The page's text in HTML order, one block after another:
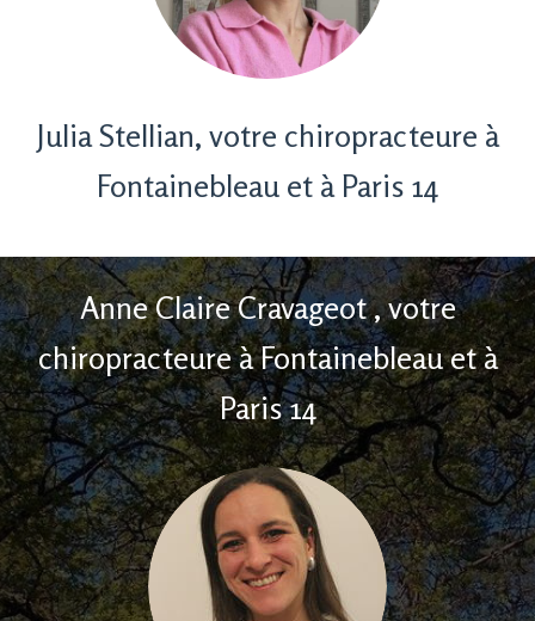
Julia Stellian, votre chiropracteure à
Fontainebleau et à Paris 14​​​​
Anne Claire Cravageot , votre
chiropracteure à Fontainebleau et à
Paris 14